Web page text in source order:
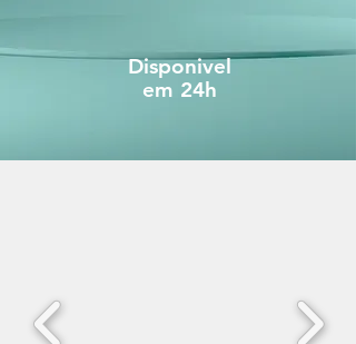
Disponivel
em 24h